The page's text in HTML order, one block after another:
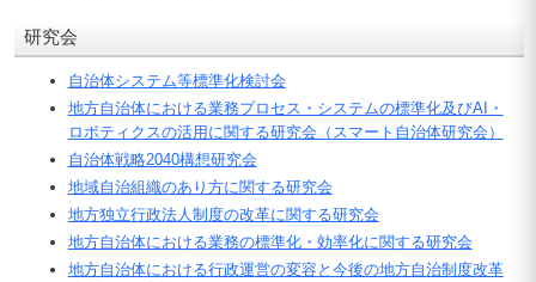
研究会
自治体システム等標準化検討会
地方自治体における業務プロセス・システムの標準化及びAI・
ロボティクスの活用に関する研究会（スマート自治体研究会）
自治体戦略2040構想研究会
地域自治組織のあり方に関する研究会
地方独立行政法人制度の改革に関する研究会
地方自治体における業務の標準化・効率化に関する研究会
地方自治体における行政運営の変容と今後の地方自治制度改革